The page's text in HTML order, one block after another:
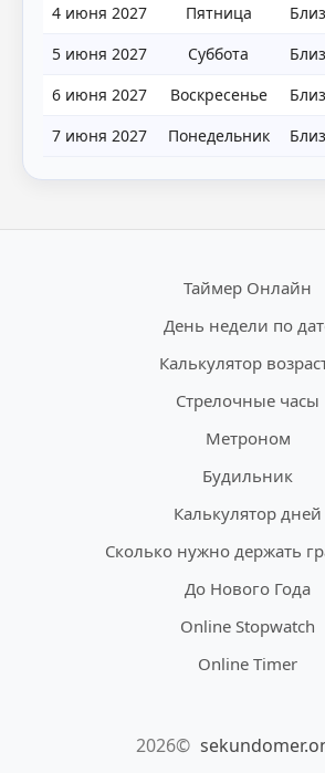
4 июня 2027
Пятница
5 июня 2027
Суббота
6 июня 2027
Воскресенье
7 июня 2027
Понедельник
Таймер Онлайн
День недели по
Калькулятор
Стрелочные часы
Метроном
Будильник
Калькулятор дней
Сколько нужно держать
До Нового Года
Online Stopwatch
Online Timer
2026©